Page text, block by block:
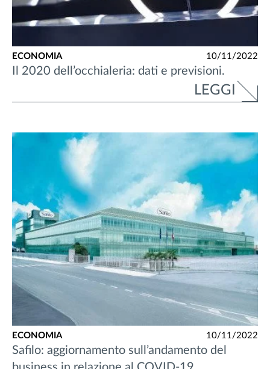
ECONOMIA 10/11/2022
Il 2020 dell’occhialeria: dati e previsioni.
LEGGI
ECONOMIA 10/11/2022
Safilo: aggiornamento sull’andamento del